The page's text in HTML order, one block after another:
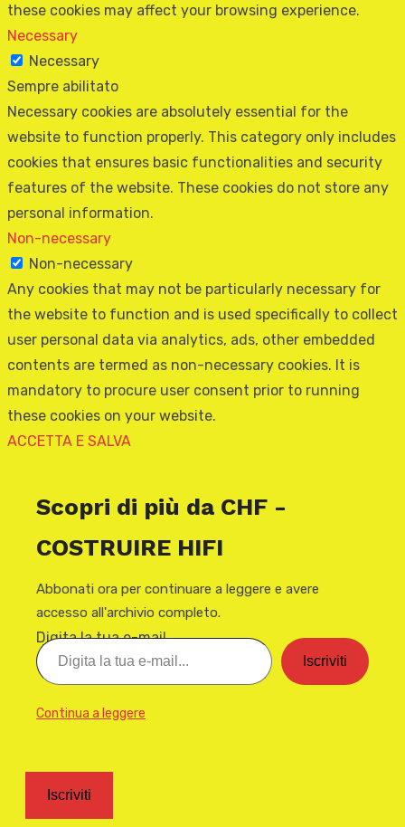
these cookies may affect your browsing experience.
Necessary
Necessary
Sempre abilitato
Necessary cookies are absolutely essential for the
website to function properly. This category only includes
cookies that ensures basic functionalities and security
features of the website. These cookies do not store any
personal information.
Non-necessary
Non-necessary
Any cookies that may not be particularly necessary for
the website to function and is used specifically to collect
user personal data via analytics, ads, other embedded
contents are termed as non-necessary cookies. It is
mandatory to procure user consent prior to running
these cookies on your website.
ACCETTA E SALVA
Scopri di più da CHF -
COSTRUIRE HIFI
Abbonati ora per continuare a leggere e avere
accesso all'archivio completo.
Digita la tua e-mail...
Iscriviti
Continua a leggere
Iscriviti